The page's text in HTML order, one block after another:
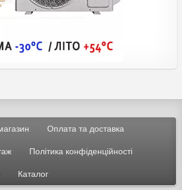
Оплата та доставка
Політика конфіденційності
Каталог